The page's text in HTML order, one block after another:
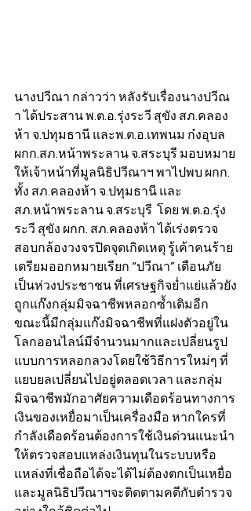
นางปวีณา กล่าวว่า หลังรับเรื่องนางปวีณ
า ได้ประสาน พ.ต.อ.รุ่งระวี สุขัง สภ.คลอง
ห้า จ.ปทุมธานี และพ.ต.อ.เทพนม ก๋งอุบล
ผกก.สภ.หน้าพระลาน จ.สระบุรี มอบหมาย
ให้เจ้าหน้าที่มูลนิธิปวีณาฯ พาไปพบ ผกก.
ทั้ง สภ.คลองห้า จ.ปทุมธานี และ
สภ.หน้าพระลาน จ.สระบุรี  โดย พ.ต.อ.รุ่ง
ระวี สุขัง ผกก. สภ.คลองห้า ได้เร่งตรวจ
สอบกล้องวงจรปิดจุดเกิดเหตุ รู้เค้าคนร้าย
เตรียมออกหมายเรียก “ปวีณา” เตือนภัย
เป็นห่วงประชาชน ที่เศรษฐกิจย่ำแย่แล้วยัง
ถูกแก๊งกลุ่มมิจฉาชีพหลอกซ้ำเติมอีก
ขณะนี้มีกลุ่มแก๊งมิจฉาชีพที่แฝงตัวอยู่ใน
โลกออนไลน์มีจำนวนมากและเปลี่ยนรูป
แบบการหลอกลวงโดยใช้วิธีการใหม่ๆ ที่
แยบยลเปลี่ยนไปอยู่ตลอดเวลา และกลุ่ม
มิจฉาชีพมักอาศัยความเดือดร้อนทางการ
เงินของเหยื่อมาเป็นเครื่องมือ หากใครที่
กำลังเดือดร้อนต้องการใช้เงินด่วนแนะนำ
ให้ตรวจสอบแหล่งเงินทุนในระบบหรือ
แหล่งที่เชื่อถือได้จะได้ไม่ต้องตกเป็นเหยื่อ
และมูลนิธิปวีณาฯจะติดตามคดีกับตำรวจ